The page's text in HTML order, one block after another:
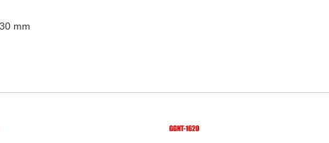
mm